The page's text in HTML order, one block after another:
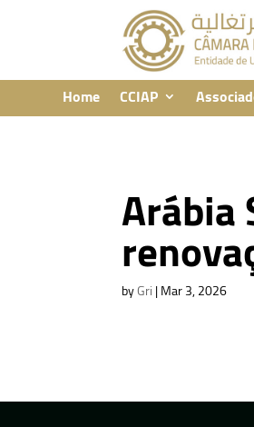
Home CCIAP
Arábia
byGri|Mar 3, 2026